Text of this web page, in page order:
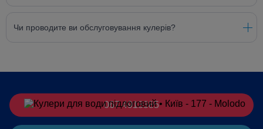
Чи проводите ви обслуговування кулерів?
067 4913385